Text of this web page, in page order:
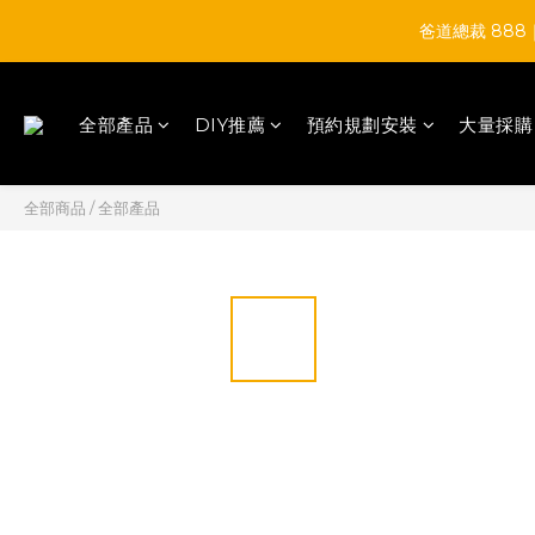
爸道總裁 888
全部產品 DIY推薦 預約規劃安裝 大量採購
全部商品 /全部產品